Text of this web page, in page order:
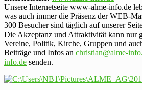
Unsere Internetseite www-alme-info.de
was auch immer die Präsenz der WEB-
300 Besucher sind täglich auf unserer
Die Akzeptanz und Attraktivität kann nur
Vereine, Politik, Kirche, Gruppen und
Beiträge und Infos an christian@alme-
info.de senden.